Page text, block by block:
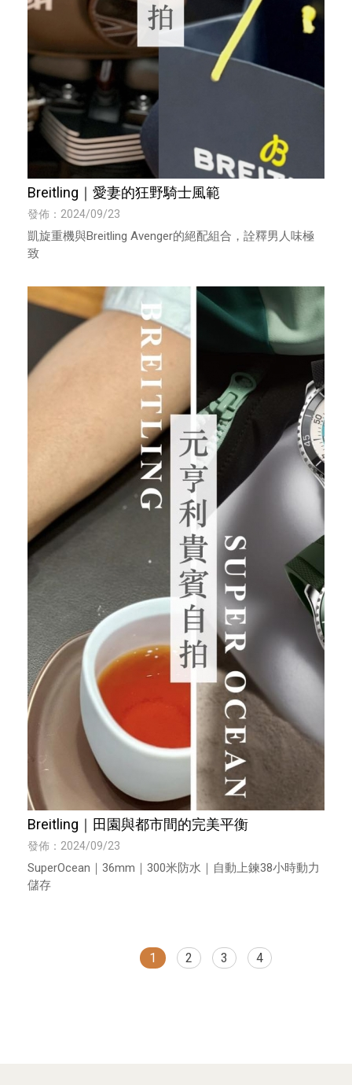
Breitling｜愛妻的狂野騎士風範
發佈：2024/09/23
凱旋重機與Breitling Avenger的絕配組合，詮釋男人味極
致
Breitling｜田園與都市間的完美平衡
發佈：2024/09/23
SuperOcean｜36mm｜300米防水｜自動上鍊38小時動力
儲存
1 2 3 4